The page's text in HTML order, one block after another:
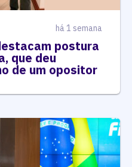
há 1 semana
postura
que deu
de um opositor